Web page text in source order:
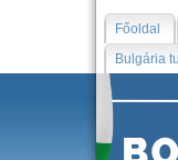
Főoldal
Bulgária